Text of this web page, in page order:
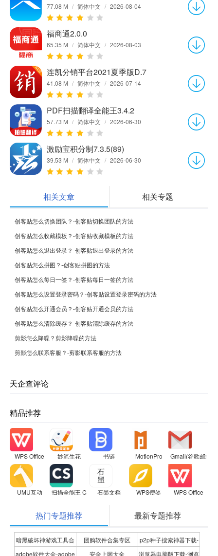
77.08 M / 简体中文 / 2026-08-04
福商通2.0.0
65.35 M / 简体中文 / 2026-08-03
连凯分销平台2021夏季版D.7
41.08 M / 简体中文 / 2026-07-14
PDF扫描翻译全能王3.4.2
57.73 M / 简体中文 / 2026-06-30
激励宝积分制7.3.5(89)
39.53 M / 简体中文 / 2026-06-30
相关文章 相关专题
创客贴怎么切换团队？-创客贴切换团队的方法
创客贴怎么收藏模板？-创客贴收藏模板的方法
创客贴怎么退出登录？-创客贴退出登录的方法
创客贴怎么拼图？-创客贴拼图的方法
创客贴怎么每日一签？-创客贴每日一签的方法
创客贴怎么设置登录密码？-创客贴设置登录密码的方法
创客贴怎么开通会员？-创客贴开通会员的方法
创客贴怎么清除缓存？-创客贴清除缓存的方法
剪影怎么降噪？剪影降噪的方法
剪影怎么联系客服？-剪影联系客服的方法
天企查评论
精品推荐
WPS Office 妙笔生花 书链 MotionPro Gmail(谷歌邮箱)
UMU互动 扫描全能王 CamScanner
石墨文档 WPS便签 WPS Office
热门专题推荐 最新专题推荐
暗黑破坏神游戏工具合
集
团购软件合集专区
p2p种子搜索神器下载-
P2P种子搜索神器专题
adobe软件大全-adobe 安全上网大全 浏览器电脑版下载-浏览